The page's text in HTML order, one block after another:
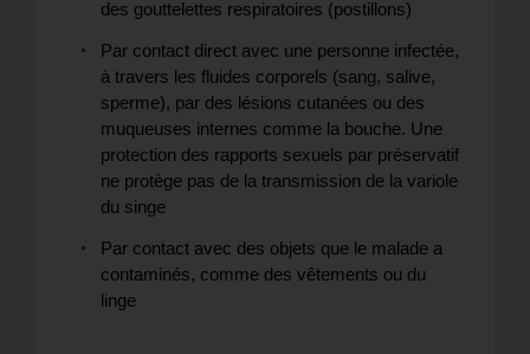
des gouttelettes respiratoires (postillons)
Par contact direct avec une personne infectée,
à travers les fluides corporels (sang, salive,
sperme), par des lésions cutanées ou des
muqueuses internes comme la bouche. Une
protection des rapports sexuels par préservatif
ne protège pas de la transmission de la variole
du singe
Par contact avec des objets que le malade a
contaminés, comme des vêtements ou du
linge